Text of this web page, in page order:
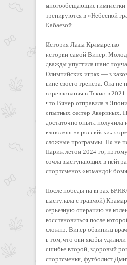
многообещающие гимнастки
тренируются в «Небесной
Кабаевой.
История Лалы Крамаренко
истории самой Винер.
дважды упустила шанс
Олимпийских играх — в
вине своего тренера. Она не
соревнования в Токио в
что Винер отправила в
опытных сестер Авериных.
достаточно опыта получила
выполняя на российских
сложные программы. Но не
Париж летом 2024-го,
сочла выступающих в
спортсменов «командой
После победы на играх
выступала с травмой)
серьезную операцию на
восстановиться после
сложно. Винер обвинила
в том, что они якобы удалили
ошибке второй, здоровый
спортсменки, футболист